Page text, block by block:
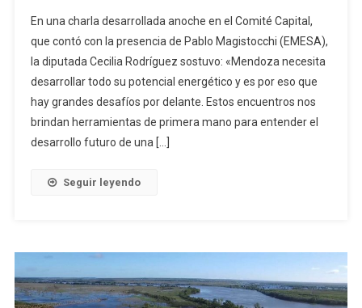
En una charla desarrollada anoche en el Comité Capital,
que contó con la presencia de Pablo Magistocchi (EMESA),
la diputada Cecilia Rodríguez sostuvo: «Mendoza necesita
desarrollar todo su potencial energético y es por eso que
hay grandes desafíos por delante. Estos encuentros nos
brindan herramientas de primera mano para entender el
desarrollo futuro de una […]
Seguir leyendo